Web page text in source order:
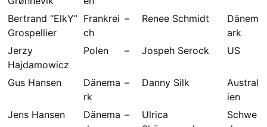
Bertrand “ElkY”
Grospellier
Frankrei
ch
– Renee Schmidt
Dänem
ark
Jerzy
Hajdamowicz
Polen – Jospeh Serock US
Gus Hansen
Dänema
rk
– Danny Silk
Austral
ien
Jens Hansen
Dänema –
Ulrica
Schwe